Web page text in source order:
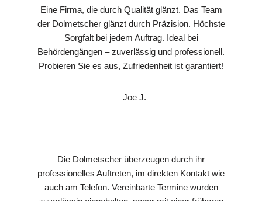
Eine Firma, die durch Qualität glänzt. Das Team
der Dolmetscher glänzt durch Präzision. Höchste
Sorgfalt bei jedem Auftrag. Ideal bei
Behördengängen – zuverlässig und professionell.
Probieren Sie es aus, Zufriedenheit ist garantiert!
– Joe J.
Die Dolmetscher überzeugen durch ihr
professionelles Auftreten, im direkten Kontakt wie
auch am Telefon. Vereinbarte Termine wurden